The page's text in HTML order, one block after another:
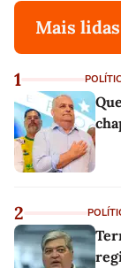
Mais lidas
1
2